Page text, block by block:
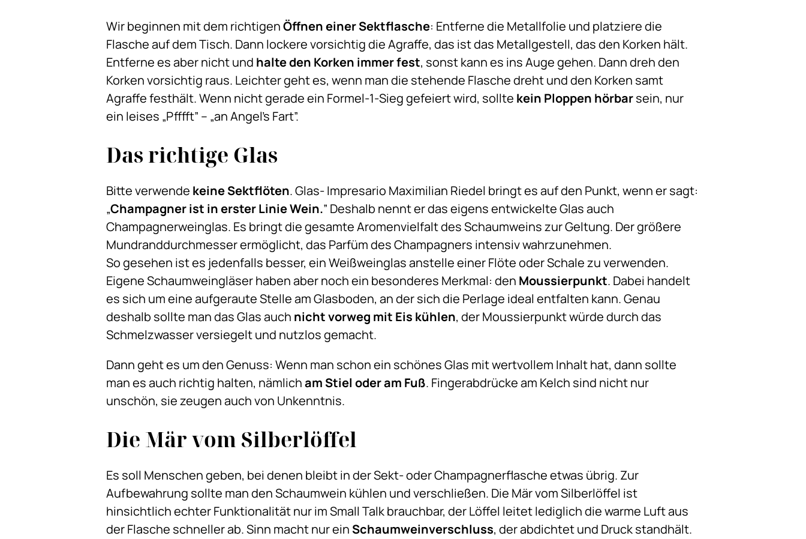
Wir beginnen mit dem richtigenÖffnen einer Sektflasche: Entferne die Metallfolie und platziere die
Flasche auf dem Tisch. Dann lockere vorsichtig die Agraffe, das ist das Metallgestell, das den Korken hält.
Entferne es aber nicht und halte den Korken immer fest, sonst kann es ins Auge gehen. Dann dreh den
Korken vorsichtig raus. Leichter geht es, wenn man die stehende Flasche dreht und den Korken samt
Agraffe festhält. Wenn nicht gerade ein Formel-1-Sieg gefeiert wird, sollte kein Ploppen hörbarsein, nur
ein leises „Pfffft” – „an Angel’s Fart”.
Das richtige Glas
Bitte verwende keine Sektflöten. Glas- Impresario Maximilian Riedel bringt es auf den Punkt, wenn er sagt:
„Champagner ist in erster Linie Wein.” Deshalb nennt er das eigens entwickelte Glas auch
Champagnerweinglas. Es bringt die gesamte Aromenvielfalt des Schaumweins zur Geltung. Der größere
Mundranddurchmesser ermöglicht, das Parfüm des Champagners intensiv wahrzunehmen.
So gesehen ist es jedenfalls besser, ein Weißweinglas anstelle einer Flöte oder Schale zu verwenden.
Eigene Schaumweingläser haben aber noch ein besonderes Merkmal: den Moussierpunkt. Dabei handelt
es sich um eine aufgeraute Stelle am Glasboden, an der sich die Perlage ideal entfalten kann. Genau
deshalb sollte man das Glas auch nicht vorweg mit Eis kühlen, der Moussierpunkt würde durch das
Schmelzwasser versiegelt und nutzlos gemacht.
Dann geht es um den Genuss: Wenn man schon ein schönes Glas mit wertvollem Inhalt hat, dann sollte
man es auch richtig halten, nämlicham Stiel oder am Fuß. Fingerabdrücke am Kelch sind nicht nur
unschön, sie zeugen auch von Unkenntnis.
Die Mär vom Silberlöffel
Es soll Menschen geben, bei denen bleibt in der Sekt- oder Champagnerflasche etwas übrig. Zur
Aufbewahrung sollte man den Schaumwein kühlen und verschließen. Die Mär vom Silberlöffel ist
hinsichtlich echter Funktionalität nur im Small Talk brauchbar, der Löffel leitet lediglich die warme Luft aus
der Flasche schneller ab. Sinn macht nur ein Schaumweinverschluss, der abdichtet und Druck standhält.